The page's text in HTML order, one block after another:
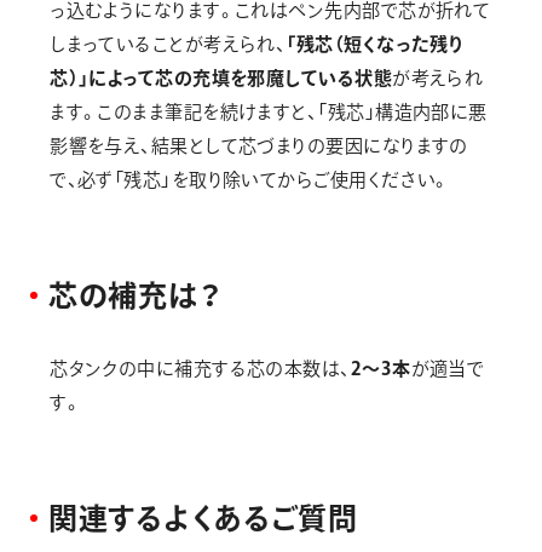
っ込むようになります。これはペン先内部で芯が折れて
しまっていることが考えられ、 「残芯（短くなった残り
芯）」によって芯の充填を邪魔している状態が考えられ
ます。このまま筆記を続けますと、「残芯」構造内部に悪
影響を与え、結果として芯づまりの要因になりますの
で、必ず「残芯」を取り除いてからご使用ください。
芯の補充は ？
芯タンクの中に補充する芯の本数は、 2～3本が適当で
す。
関 連する よ く ある ご質 問